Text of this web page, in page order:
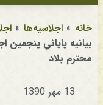
خانه »اجلاسیه‌ها »
بيانيه پاياني
محترم بلاد
13 مهر 1390